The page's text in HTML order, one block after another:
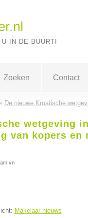
IN DE BUURT!
Zoeken Contact
» De nieuwe Kroatische
wetgeving
van kopers en
Makelaar nieuws